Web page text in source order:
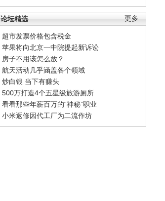
更多
论坛精选
超市发票价格包含税金
苹果将向北京一中院提起新诉讼
房子不用该怎么放？
航天活动几乎涵盖各个领域
炒白银 当下有赚头
500万打造4个五星级旅游厕所
看看那些年薪百万的“神秘”职业
小米返修因代工厂为二流作坊